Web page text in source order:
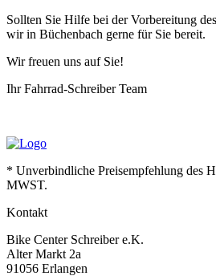
Sollten Sie Hilfe bei der Vorbereitung
wir in Büchenbach gerne für Sie bereit.
Wir freuen uns auf Sie!
Ihr Fahrrad-Schreiber Team
* Unverbindliche Preisempfehlung des
MWST.
Kontakt
Bike Center Schreiber e.K.
Alter Markt 2a
91056 Erlangen